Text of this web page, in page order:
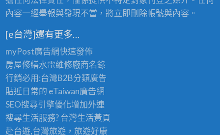
內容一經舉報與發現不當，將立即刪除帳號與內容。
[e台灣]還有更多…
myPost廣告網快速發佈
房屋修繕水電維修廠商名錄
行銷必用:台灣B2B分類廣告
貼近日常的 eTaiwan廣告網
SEO搜尋引擎優化增加外連
搜尋生活服務? 台灣生活黃頁
赴台遊,台灣旅遊，旅遊好康